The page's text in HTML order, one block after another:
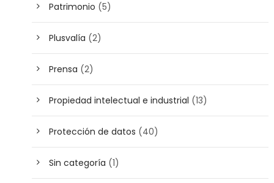
Patrimonio (5)
Plusvalía (2)
Prensa (2)
Propiedad intelectual e industrial (13)
Protección de datos (40)
Sin categoría (1)